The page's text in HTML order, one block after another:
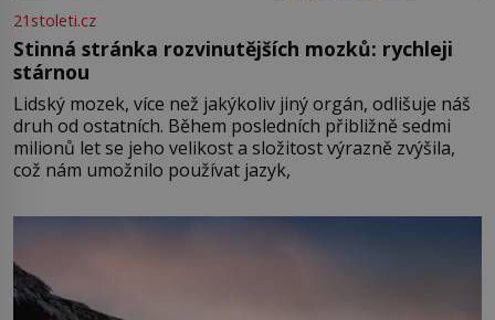
21stoleti.cz
Stinná stránka rozvinutějších mozků: rychleji
stárnou
Lidský mozek, více než jakýkoliv jiný orgán, odlišuje náš
druh od ostatních. Během posledních přibližně sedmi
milionů let se jeho velikost a složitost výrazně zvýšila,
což nám umožnilo používat jazyk,